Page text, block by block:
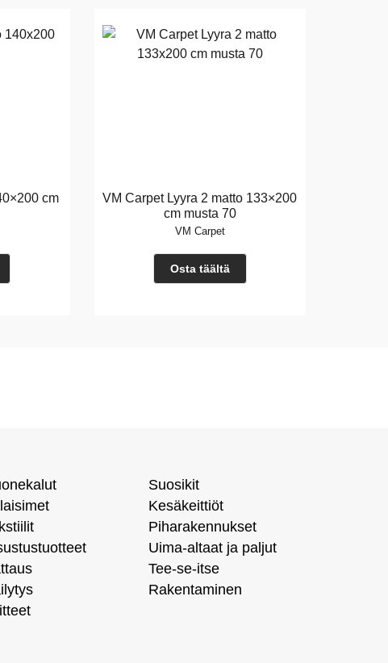
cm
VM Carpet Lyyra 2 matto 133×200
cm musta 70
VM Carpet
Osta täältä
Suosikit
Kesäkeittiöt
Piharakennukset
Uima-altaat ja paljut
Tee-se-itse
Rakentaminen